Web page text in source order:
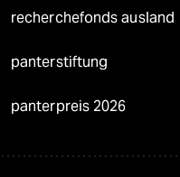
recherchefonds ausland
panterstiftung
panterpreis 2026